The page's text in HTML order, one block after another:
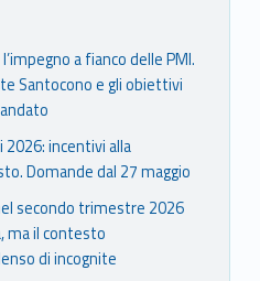
a fianco delle PMI.
Santocono e gli obiettivi
2026: incentivi alla
Domande dal 27 maggio
secondo trimestre 2026
il contesto
di incognite